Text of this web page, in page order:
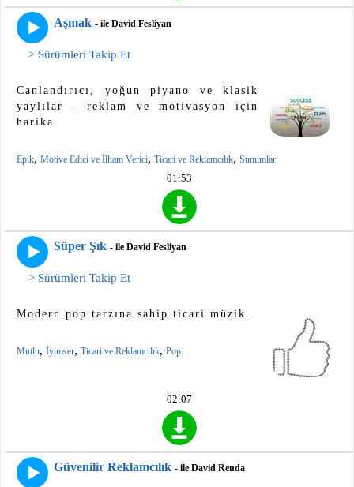
Aşmak - ile David Fesliyan
> Sürümleri Takip Et
Canlandırıcı, yoğun piyano ve klasik
yaylılar - reklam ve motivasyon için
harika.
Epik, Motive Edici ve İlham Verici, Ticari ve Reklamcılık, Sunumlar
01:53
Süper Şık - ile David Fesliyan
> Sürümleri Takip Et
Modern pop tarzına sahip ticari müzik.
Mutlu, İyimser, Ticari ve Reklamcılık, Pop
02:07
Güvenilir Reklamcılık - ile David Renda